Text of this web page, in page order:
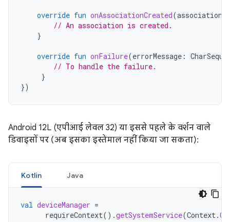
override fun onAssociationCreated(
// An association is created.
}
override fun onFailure(errorMessage :
// To handle the failure.
}
})
Android 12L (एपीआई लेवल 32) या इससे पहले के वर्शन वाले
डिवाइसों पर (अब इसका इस्तेमाल नहीं किया जा सकता):
Kotlin Java
val deviceManager =
requireContext().getSystemService(Context .